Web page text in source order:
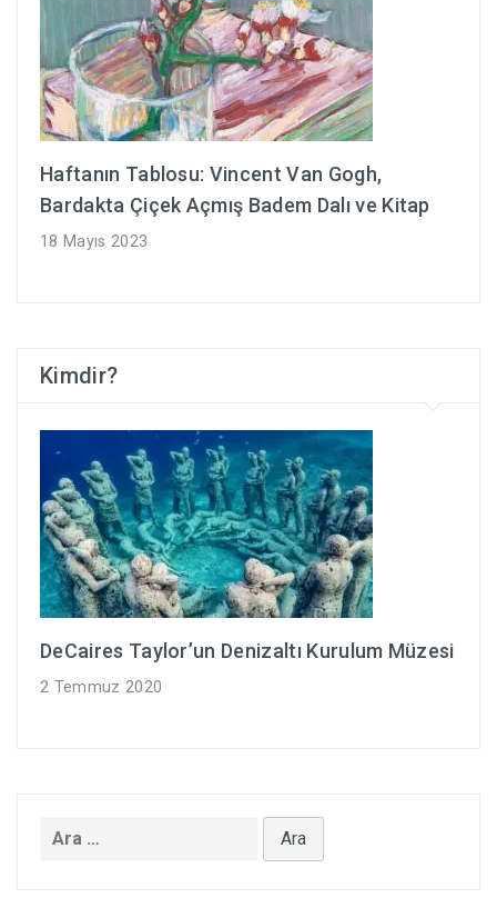
Haftanın Tablosu: Vincent Van Gogh,
Bardakta Çiçek Açmış Badem Dalı ve Kitap
18 Mayıs 2023
Kimdir?
DeCaires Taylor’un Denizaltı Kurulum Müzesi
2 Temmuz 2020
Arama: